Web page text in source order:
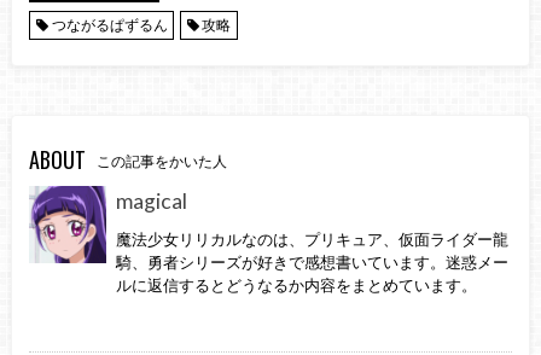
つながるぱずるん
攻略
ABOUT この記事をかいた人
magical
魔法少女リリカルなのは、プリキュア、仮面ライダー龍
騎、勇者シリーズが好きで感想書いています。迷惑メー
ルに返信するとどうなるか内容をまとめています。